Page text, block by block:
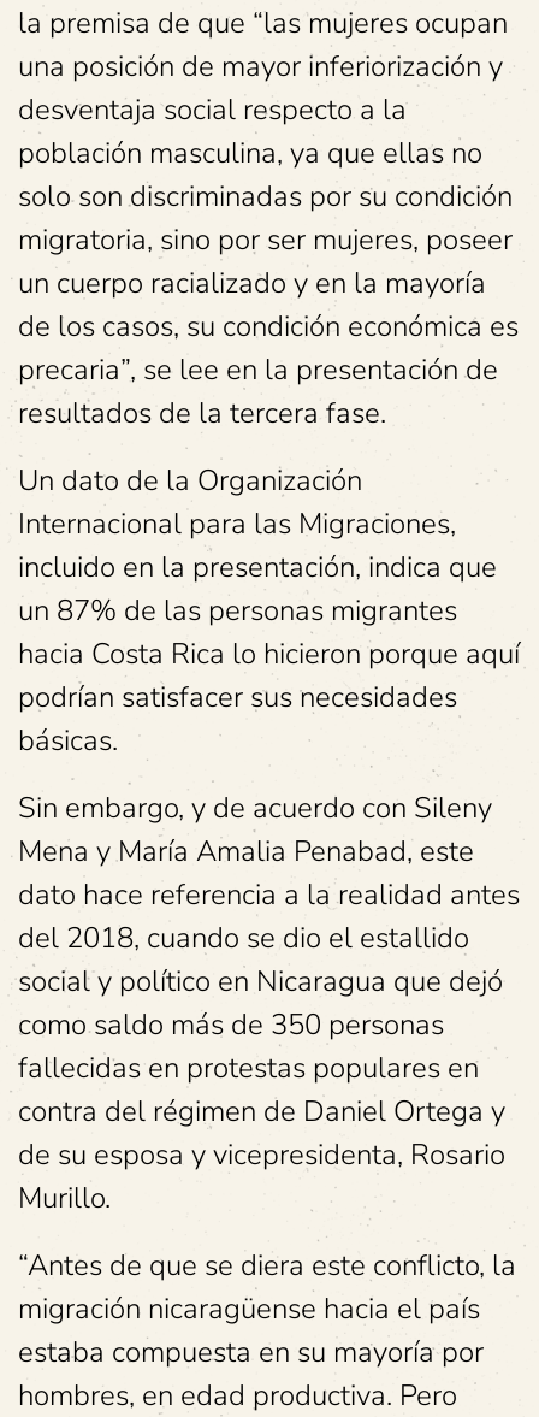
la premisa de que “las mujeres ocupan
una posición de mayor inferiorización y
desventaja social respecto a la
población masculina, ya que ellas no
solo son discriminadas por su condición
migratoria, sino por ser mujeres, poseer
un cuerpo racializado y en la mayoría
de los casos, su condición económica es
precaria”, se lee en la presentación de
resultados de la tercera fase.
Un dato de la Organización
Internacional para las Migraciones,
incluido en la presentación, indica que
un 87% de las personas migrantes
hacia Costa Rica lo hicieron porque aquí
podrían satisfacer sus necesidades
básicas.
Sin embargo, y de acuerdo con Sileny
Mena y María Amalia Penabad, este
dato hace referencia a la realidad antes
del 2018, cuando se dio el estallido
social y político en Nicaragua que dejó
como saldo más de 350 personas
fallecidas en protestas populares en
contra del régimen de Daniel Ortega y
de su esposa y vicepresidenta, Rosario
Murillo.
“Antes de que se diera este conflicto, la
migración nicaragüense hacia el país
estaba compuesta en su mayoría por
hombres, en edad productiva. Pero